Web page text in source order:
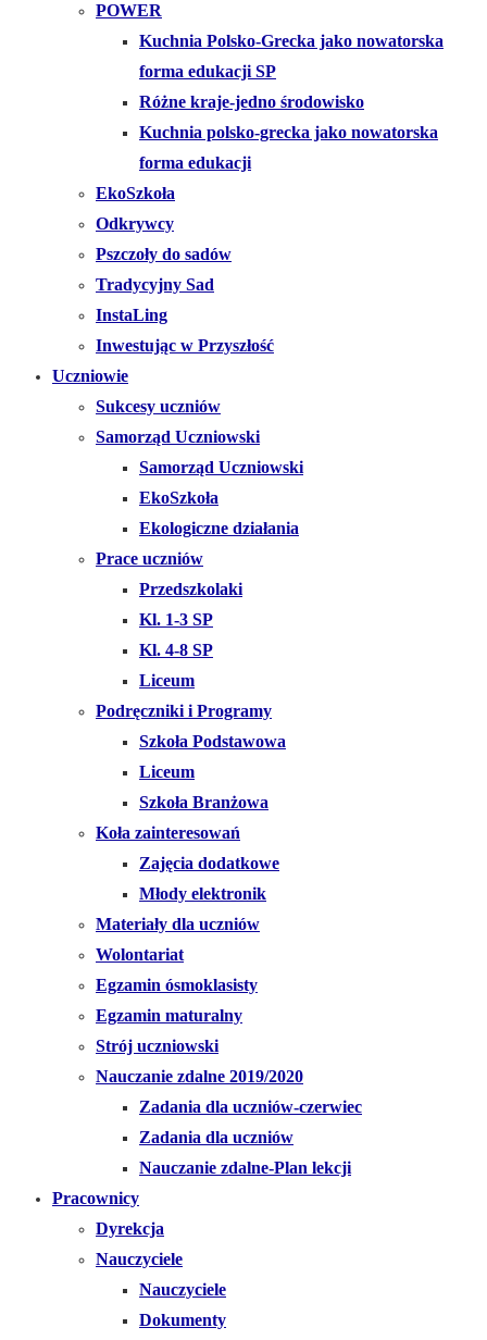
POWER
Kuchnia Polsko-Grecka jako nowatorska
forma edukacji SP
Różne kraje-jedno środowisko
Kuchnia polsko-grecka jako nowatorska
forma edukacji
EkoSzkoła
Odkrywcy
Pszczoły do sadów
Tradycyjny Sad
InstaLing
Inwestując w Przyszłość
Uczniowie
Sukcesy uczniów
Samorząd Uczniowski
Samorząd Uczniowski
EkoSzkoła
Ekologiczne działania
Prace uczniów
Przedszkolaki
Kl. 1-3 SP
Kl. 4-8 SP
Liceum
Podręczniki i Programy
Szkoła Podstawowa
Liceum
Szkoła Branżowa
Koła zainteresowań
Zajęcia dodatkowe
Młody elektronik
Materiały dla uczniów
Wolontariat
Egzamin ósmoklasisty
Egzamin maturalny
Strój uczniowski
Nauczanie zdalne 2019/2020
Zadania dla uczniów-czerwiec
Zadania dla uczniów
Nauczanie zdalne-Plan lekcji
Pracownicy
Dyrekcja
Nauczyciele
Nauczyciele
Dokumenty